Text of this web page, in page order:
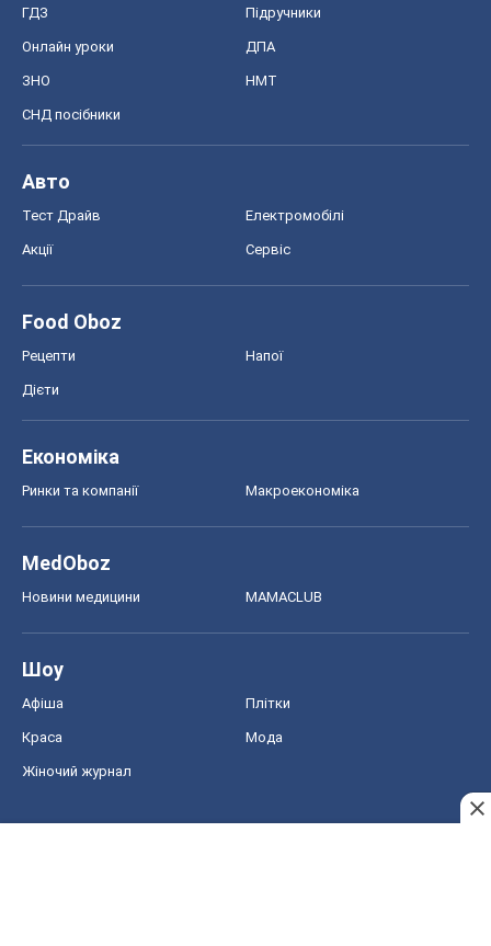
ГДЗ Підручники
Онлайн уроки ДПА
ЗНО НМТ
СНД посібники
Авто
Тест Драйв Електромобілі
Акції Сервіс
Food Oboz
Рецепти Напої
Дієти
Економіка
Ринки та компанії Макроекономіка
MedOboz
Новини медицини MAMACLUB
Шоу
Афіша Плітки
Краса Мода
Жіночий журнал